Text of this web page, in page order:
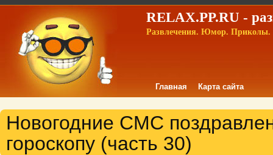
RELAX.PP.RU -
Развлечения. Юмор. Приколы.
Главная Карта сайта
Новогодние СМС
гороскопу (часть 30)